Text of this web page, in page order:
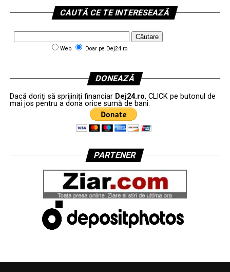
CAUTĂ CE TE INTERESEAZĂ
Web Doar pe Dej24.ro
DONEAZĂ
Dacă doriți să sprijiniți financiar Dej24.ro, CLICK pe butonul de
mai jos pentru a dona orice sumă de bani.
PARTENER